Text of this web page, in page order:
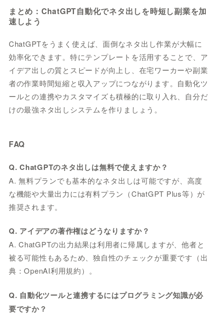
まとめ：ChatGPT自動化でネタ出しを時短し副業を加
速しよう
ChatGPTをうまく使えば、面倒なネタ出し作業が大幅に
効率化できます。特にテンプレートを活用することで、ア
イデア出しの質とスピードが向上し、在宅ワーカーや副業
者の作業時間短縮と収入アップにつながります。自動化ツ
ールとの連携やカスタマイズも積極的に取り入れ、自分だ
けの最強ネタ出しシステムを作りましょう。
FAQ
Q. ChatGPTのネタ出しは無料で使えますか？
A. 無料プランでも基本的なネタ出しは可能ですが、高度
な機能や大量出力には有料プラン（ChatGPT Plus等）が
推奨されます。
Q. アイデアの著作権はどうなりますか？
A. ChatGPTの出力結果は利用者に帰属しますが、他者と
被る可能性もあるため、独自性のチェックが重要です（出
典：OpenAI利用規約）。
Q. 自動化ツールと連携するにはプログラミング知識が必
要ですか？